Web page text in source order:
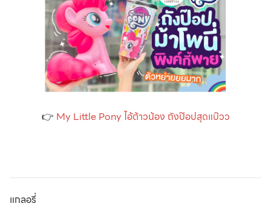
👉 My Little Pony ไอ้ต้าวน้อง ถังป๊อปสุดแบ๊วว
แกลอรี่